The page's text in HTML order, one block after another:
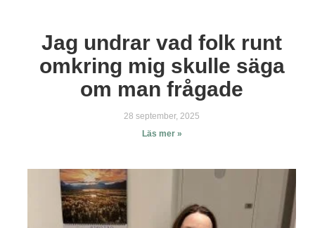
Jag undrar vad folk runt
omkring mig skulle säga
om man frågade
28 september, 2025
Läs mer »